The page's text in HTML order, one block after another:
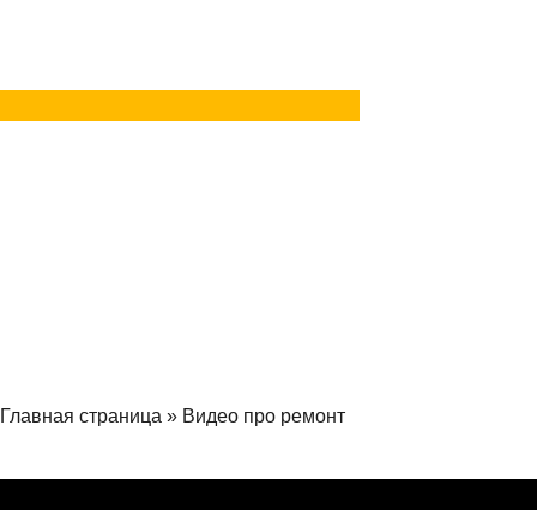
Главная страница » Видео про ремонт